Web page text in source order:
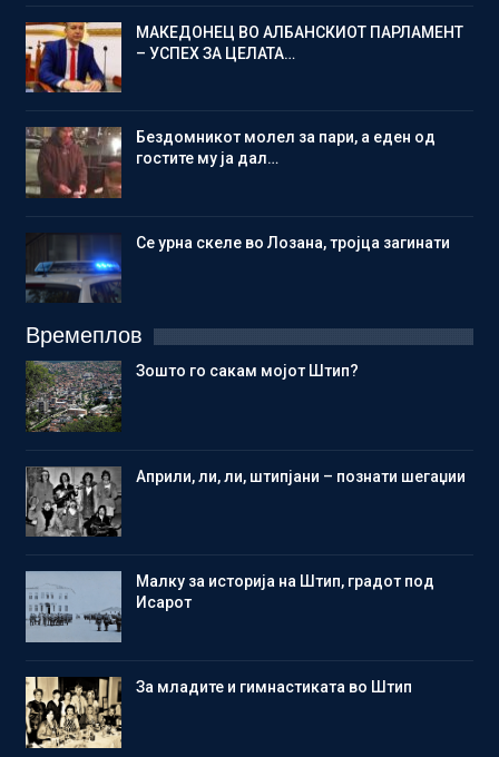
МАКЕДОНЕЦ ВО АЛБАНСКИОТ ПАРЛАМЕНТ
– УСПЕХ ЗА ЦЕЛАТА…
Бездомникот молел за пари, а еден од
гостите му ја дал…
Се урна скеле во Лозана, тројца загинати
Времеплов
Зошто го сакам мојот Штип?
Aприли, ли, ли, штипјани – познати шегаџии
Малку за историја на Штип, градот под
Исарот
Зa младите и гимнастиката во Штип